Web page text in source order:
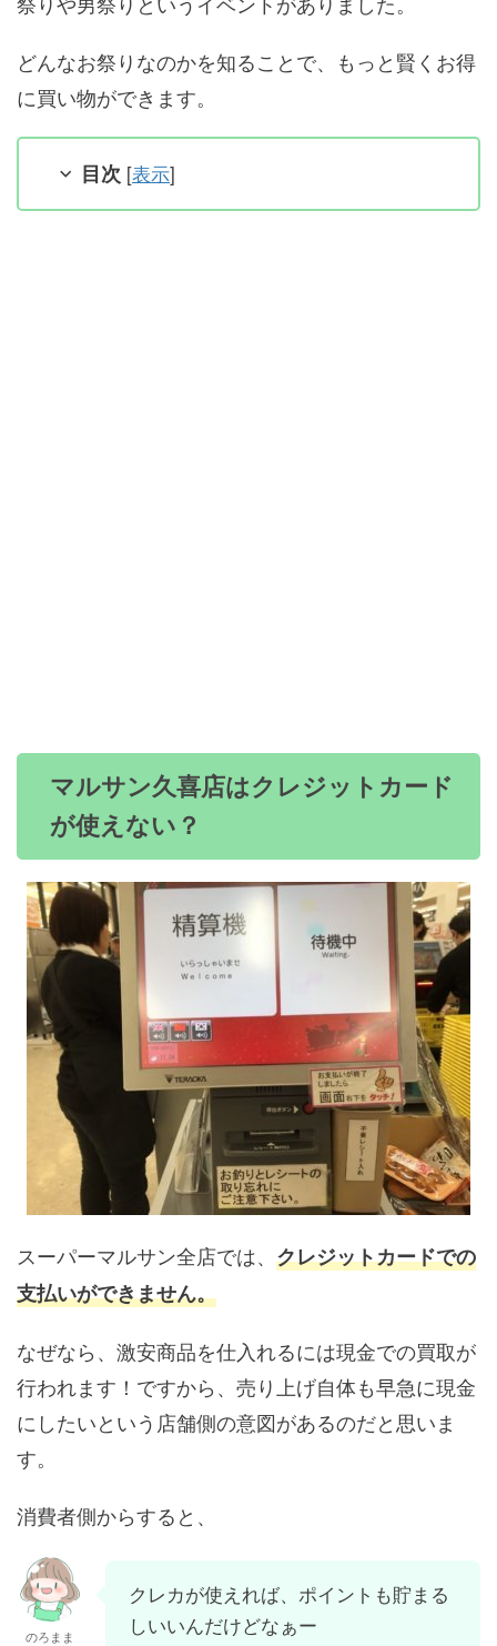
どんなお祭りなのかを知ることで、もっと賢くお得
に買い物ができます。
目次 [表示]
マルサン久喜店はクレジットカード
が使えない？
スーパーマルサン全店では、 クレジットカードでの
支払いができません。
なぜなら、激安商品を仕入れるには現金での買取が
行われます！ですから、売り上げ自体も早急に現金
にしたいという店舗側の意図があるのだと思いま
す。
消費者側からすると、
のろまま
クレカが使えれば、ポイントも貯まる
しいいんだけどなぁー